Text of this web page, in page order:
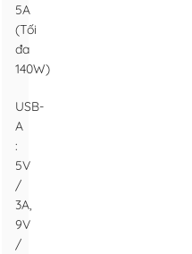
5A
(Tối
đa
140W)
USB-
A
:
5V
/
3A,
9V
/